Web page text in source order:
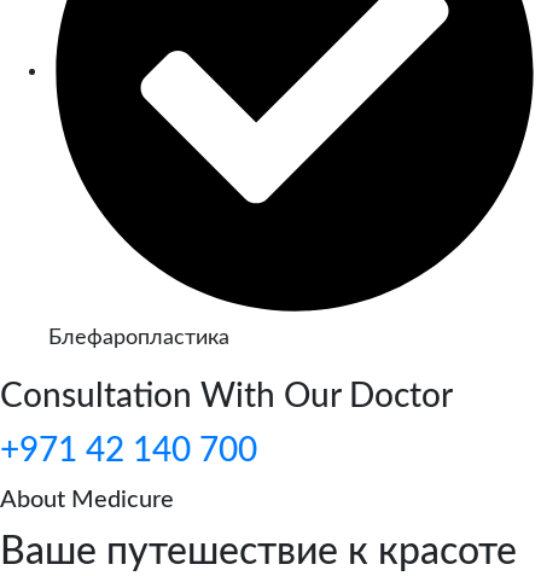
Блефаропластика
Consultation With Our Doctor
+971 42 140 700
About Medicure
Ваше путешествие к красоте